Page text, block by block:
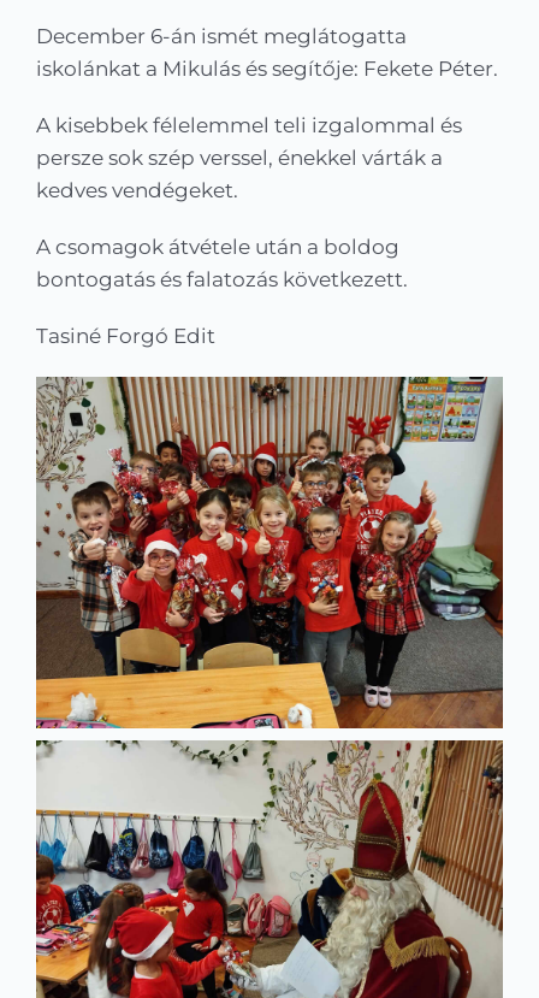
KRÉTA
December 6-án ismét meglátogatta
iskolánkat a Mikulás és segítője: Fekete Péter.
A kisebbek félelemmel teli izgalommal és
persze sok szép verssel, énekkel várták a
kedves vendégeket.
A csomagok átvétele után a boldog
bontogatás és falatozás következett.
Tasiné Forgó Edit